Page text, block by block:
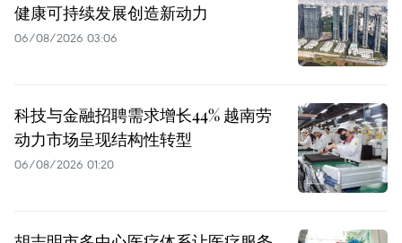
健康可持续发展创造新动力
06/08/2026 03:06
科技与金融招聘需求增长44% 越南劳
动力市场呈现结构性转型
06/08/2026 01:20